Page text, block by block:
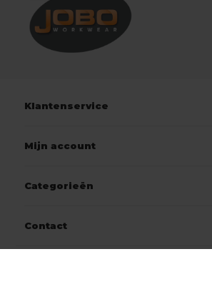
Klantenservice
Mijn account
Categorieën
Contact